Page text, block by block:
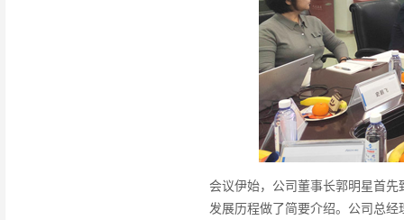
会议伊始，公司董事长郭明星首
发展历程做了简要介绍。公司总